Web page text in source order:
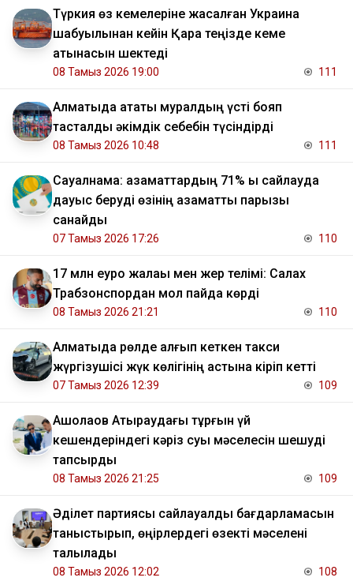
Түркия өз кемелеріне жасалған Украина
шабуылынан кейін Қара теңізде кеме
қатынасын шектеді
08 Тамыз 2026 19:00 111
Алматыда атақты муралдың үсті бояп
тасталды әкімдік себебін түсіндірді
08 Тамыз 2026 10:48 111
Сауалнама: азаматтардың 71% ы сайлауда
дауыс беруді өзінің азаматтық парызы
санайды
07 Тамыз 2026 17:26 110
17 млн еуро жалақы мен жер телімі: Салах
Трабзонспордан мол пайда көрді
08 Тамыз 2026 21:21 110
Алматыда рөлде қалғып кеткен такси
жүргізушісі жүк көлігінің астына кіріп кетті
07 Тамыз 2026 12:39 109
​Ақшолақов Атыраудағы тұрғын үй
кешендеріндегі кәріз суы мәселесін шешуді
тапсырды
08 Тамыз 2026 21:25 109
Әділет партиясы сайлауалды бағдарламасын
таныстырып, өңірлердегі өзекті мәселені
талқылады
08 Тамыз 2026 12:02 108